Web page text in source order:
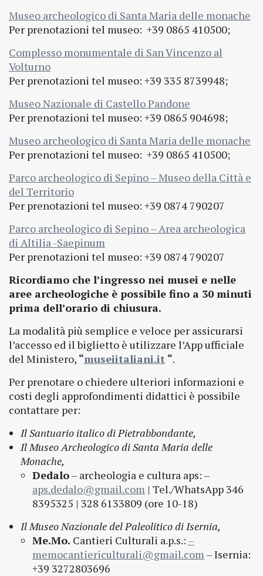
Museo archeologico di Santa Maria delle monache
Per prenotazioni tel museo: +39 0865 410500;
Complesso monumentale di San Vincenzo al
Volturno
Per prenotazioni tel museo: +39 335 8739948;
Museo Nazionale di Castello Pandone
Per prenotazioni tel museo: +39 0865 904698;
Museo archeologico di Santa Maria delle monache
Per prenotazioni tel museo: +39 0865 410500;
Parco archeologico di Sepino – Museo della Città e
del Territorio
Per prenotazioni tel museo: +39 0874 790207
Parco archeologico di Sepino – Area archeologica
di Altilia -Saepinum
Per prenotazioni tel museo: +39 0874 790207
Ricordiamo che l’ingresso nei musei e nelle
aree archeologiche è possibile fino a 30 minuti
prima dell’orario di chiusura.
La modalità più semplice e veloce per assicurarsi
l’accesso ed il biglietto è utilizzare l’App ufficiale
del Ministero, “museiitaliani.it “.
Per prenotare o chiedere ulteriori informazioni e
costi degli approfondimenti didattici è possibile
contattare per:
Il Santuario italico di Pietrabbondante,
Il Museo Archeologico di Santa Maria delle
Monache,
Dedalo– archeologia e cultura aps: –
aps.dedalo@gmail.com | Tel./WhatsApp 346
8395325 | 328 6133809 (ore 10-18)
Il Museo Nazionale del Paleolitico di Isernia,
Me.Mo. Cantieri Culturali a.p.s.: –
memocantiericulturali@gmail.com– Isernia:
+39 3272803696